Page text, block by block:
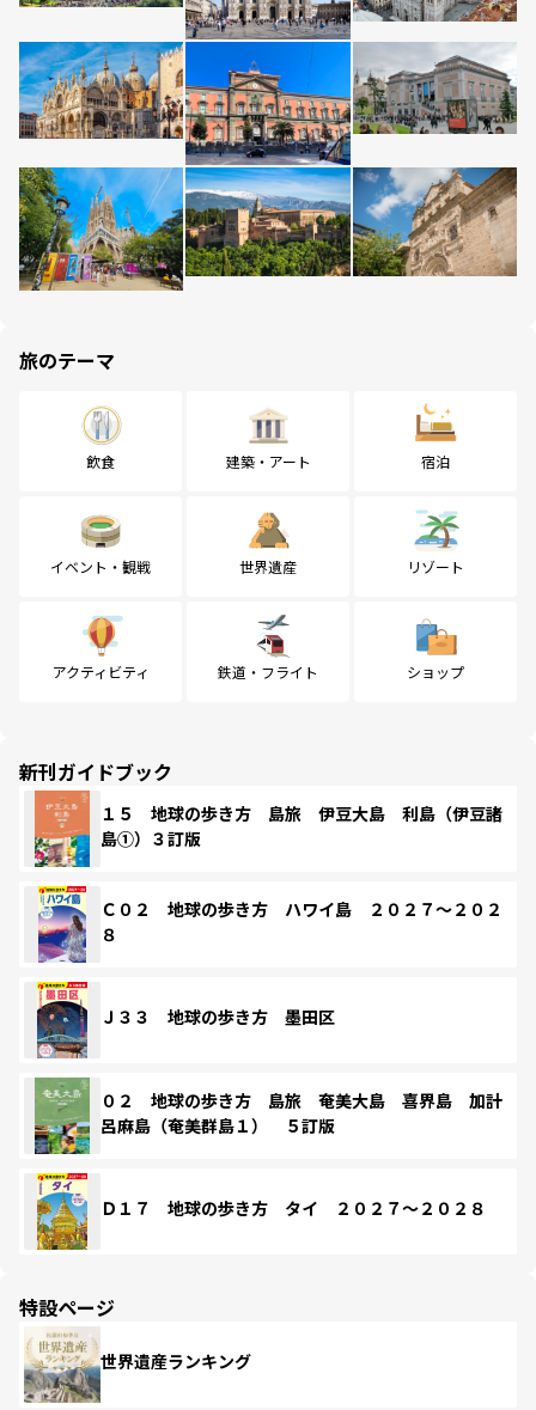
旅のテーマ
飲食 建築・アート 宿泊
イベント・観戦 世界遺産 リゾート
アクティビティ 鉄道・フライト ショップ
新刊ガイドブック
１５ 地球の歩き方 島旅 伊豆大島 利島（伊豆諸
島①）３訂版
Ｃ０２ 地球の歩き方 ハワイ島 ２０２７～２０２
８
Ｊ３３ 地球の歩き方 墨田区
０２ 地球の歩き方 島旅 奄美大島 喜界島 加計
呂麻島（奄美群島１） ５訂版
Ｄ１７ 地球の歩き方 タイ ２０２７～２０２８
特設ページ
世界遺産ランキング